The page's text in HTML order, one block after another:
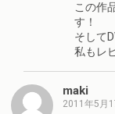
この作
す！
そして
私もレ
maki
2011年5月